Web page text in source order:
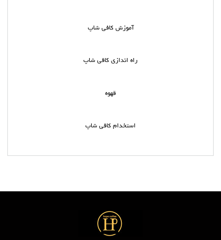
آموزش کافی شاپ
راه اندازی کافی شاپ
قهوه
استخدام کافی شاپ